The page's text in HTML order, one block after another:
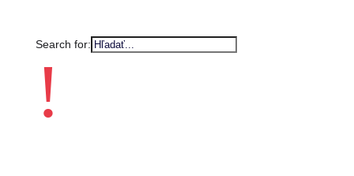
Search for:
!